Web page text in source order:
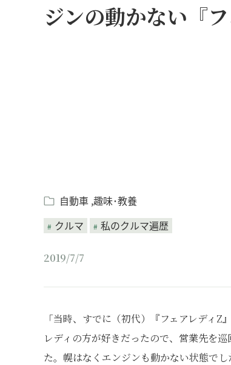
ジンの動かない『
自動車 趣味･教養
クルマ
私のクルマ遍歴
2019/7/7
「当時、すでに（初代）『フェアレディ
レディの方が好きだったので、営業先を
た。幌はなくエンジンも動かない状態で